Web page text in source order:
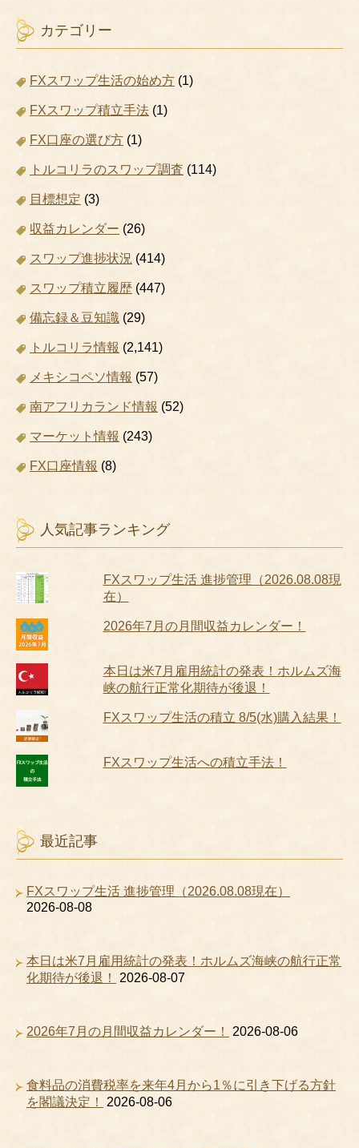
カテゴリー
FXスワップ生活の始め方 (1)
FXスワップ積立手法 (1)
FX口座の選び方 (1)
トルコリラのスワップ調査 (114)
目標想定 (3)
収益カレンダー (26)
スワップ進捗状況 (414)
スワップ積立履歴 (447)
備忘録＆豆知識 (29)
トルコリラ情報 (2,141)
メキシコペソ情報 (57)
南アフリカランド情報 (52)
マーケット情報 (243)
FX口座情報 (8)
人気記事ランキング
FXスワップ生活 進捗管理（2026.08.08現
在）
2026年7月の月間収益カレンダー！
本日は米7月雇用統計の発表！ホルムズ海
峡の航行正常化期待が後退！
FXスワップ生活の積立 8/5(水)購入結果！
FXスワップ生活への積立手法！
最近記事
FXスワップ生活 進捗管理（2026.08.08現在）
2026-08-08
本日は米7月雇用統計の発表！ホルムズ海峡の航行正常
化期待が後退！
2026-08-07
2026年7月の月間収益カレンダー！ 2026-08-06
食料品の消費税率を来年4月から1％に引き下げる方針
を閣議決定！
2026-08-06